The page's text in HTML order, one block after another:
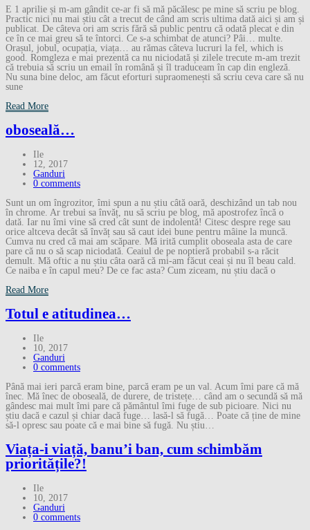
E 1 aprilie și m-am gândit ce-ar fi să mă păcălesc pe mine să scriu pe blog.
Practic nici nu mai știu cât a trecut de când am scris ultima dată aici și am și
publicat. De câteva ori am scris fără să public pentru că odată plecat e din
ce în ce mai greu să te întorci. Ce s-a schimbat de atunci? Pâi… multe.
Orașul, jobul, ocupația, viața… au rămas câteva lucruri la fel, which is
good. Romgleza e mai prezentă ca nu niciodată și zilele trecute m-am trezit
că trebuia să scriu un email în română și îl traduceam în cap din engleză.
Nu suna bine deloc, am făcut eforturi supraomenești să scriu ceva care să nu
sune
Read More
oboseală…
Ile
12, 2017
Ganduri
0 comments
Sunt un om îngrozitor, îmi spun a nu știu câtă oară, deschizând un tab nou
în chrome. Ar trebui sa învăț, nu să scriu pe blog, mă apostrofez încă o
dată. Iar nu îmi vine să cred cât sunt de indolentă! Citesc despre rege sau
orice altceva decât să învăț sau să caut idei bune pentru mâine la muncă.
Cumva nu cred că mai am scăpare. Mă irită cumplit oboseala asta de care
pare că nu o să scap niciodată. Ceaiul de pe noptieră probabil s-a răcit
demult. Mă oftic a nu știu câta oară că mi-am făcut ceai și nu îl beau cald.
Ce naiba e în capul meu? De ce fac asta? Cum ziceam, nu știu dacă o
Read More
Totul e atitudinea…
Ile
10, 2017
Ganduri
0 comments
Până mai ieri parcă eram bine, parcă eram pe un val. Acum îmi pare că mă
înec. Mă înec de oboseală, de durere, de tristețe… când am o secundă să mă
gândesc mai mult îmi pare că pământul îmi fuge de sub picioare. Nici nu
știu dacă e cazul și chiar dacă fuge… lasă-l să fugă… Poate că ține de mine
să-l opresc sau poate că e mai bine să fugă. Nu știu…
Viața-i viață, banu’i ban, cum schimbăm
prioritățile?!
Ile
10, 2017
Ganduri
0 comments